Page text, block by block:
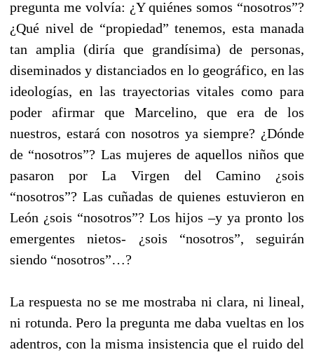
pregunta me volvía: ¿Y quiénes somos “nosotros”?
¿Qué nivel de “propiedad” tenemos, esta manada
tan amplia (diría que grandísima) de personas,
diseminados y distanciados en lo geográfico, en las
ideologías, en las trayectorias vitales como para
poder afirmar que Marcelino, que era de los
nuestros, estará con nosotros ya siempre? ¿Dónde
de “nosotros”? Las mujeres de aquellos niños que
pasaron por La Virgen del Camino ¿sois
“nosotros”? Las cuñadas de quienes estuvieron en
León ¿sois “nosotros”? Los hijos –y ya pronto los
emergentes nietos- ¿sois “nosotros”, seguirán
siendo “nosotros”…?
La respuesta no se me mostraba ni clara, ni lineal,
ni rotunda. Pero la pregunta me daba vueltas en los
adentros, con la misma insistencia que el ruido del